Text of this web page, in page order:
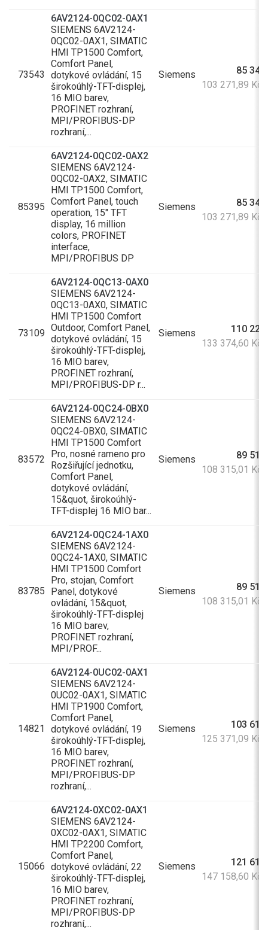
73543
6AV2124-0QC02-0AX1
SIEMENS 6AV2124-
0QC02-0AX1, SIMATIC
HMI TP1500 Comfort,
Comfort Panel,
dotykové ovládání, 15
širokoúhlý-TFT-displej,
16 MIO barev,
PROFINET rozhraní,
MPI/PROFIBUS-DP
rozhraní,...
Siemens
85
103 271,89 Kč
85395
6AV2124-0QC02-0AX2
SIEMENS 6AV2124-
0QC02-0AX2, SIMATIC
HMI TP1500 Comfort,
Comfort Panel, touch
operation, 15" TFT
display, 16 million
colors, PROFINET
interface,
MPI/PROFIBUS DP
Siemens
85
103 271,89 Kč
73109
6AV2124-0QC13-0AX0
SIEMENS 6AV2124-
0QC13-0AX0, SIMATIC
HMI TP1500 Comfort
Outdoor, Comfort Panel,
dotykové ovládání, 15
širokoúhlý-TFT-displej,
16 MIO barev,
PROFINET rozhraní,
MPI/PROFIBUS-DP r...
Siemens
110
133 374,60 Kč
83572
6AV2124-0QC24-0BX0
SIEMENS 6AV2124-
0QC24-0BX0, SIMATIC
HMI TP1500 Comfort
Pro, nosné rameno pro
Rozšiřující jednotku,
Comfort Panel,
dotykové ovládání,
15&quot, širokoúhlý-
TFT-displej 16 MIO bar...
Siemens
89
108 315,01 Kč
83785
6AV2124-0QC24-1AX0
SIEMENS 6AV2124-
0QC24-1AX0, SIMATIC
HMI TP1500 Comfort
Pro, stojan, Comfort
Panel, dotykové
ovládání, 15&quot,
širokoúhlý-TFT-displej
16 MIO barev,
PROFINET rozhraní,
MPI/PROF...
Siemens
89
108 315,01 Kč
14821
6AV2124-0UC02-0AX1
SIEMENS 6AV2124-
0UC02-0AX1, SIMATIC
HMI TP1900 Comfort,
Comfort Panel,
dotykové ovládání, 19
širokoúhlý-TFT-displej,
16 MIO barev,
PROFINET rozhraní,
MPI/PROFIBUS-DP
rozhraní,...
Siemens
103
125 371,09 Kč
15066
6AV2124-0XC02-0AX1
SIEMENS 6AV2124-
0XC02-0AX1, SIMATIC
HMI TP2200 Comfort,
Comfort Panel,
dotykové ovládání, 22
širokoúhlý-TFT-displej,
16 MIO barev,
PROFINET rozhraní,
MPI/PROFIBUS-DP
rozhraní,...
Siemens
121
147 158,60 Kč